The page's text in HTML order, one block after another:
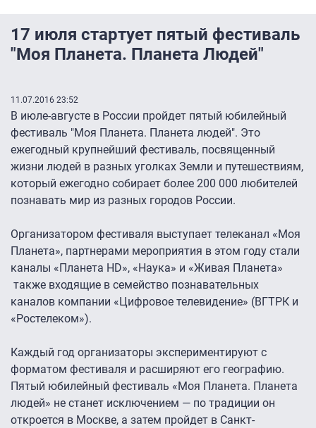
17 июля стартует пятый фестиваль
"Моя Планета. Планета Людей"
11.07.2016 23:52
В июле-августе в России пройдет пятый юбилейный
фестиваль "Моя Планета. Планета людей". Это
ежегодный крупнейший фестиваль, посвященный
жизни людей в разных уголках Земли и путешествиям,
который ежегодно собирает более 200 000 любителей
познавать мир из разных городов России.
Организатором фестиваля выступает телеканал «Моя
Планета», партнерами мероприятия в этом году стали
каналы «Планета HD», «Наука» и «Живая Планета»
также входящие в семейство познавательных
каналов компании «Цифровое телевидение» (ВГТРК и
«Ростелеком»).
Каждый год организаторы экспериментируют с
форматом фестиваля и расширяют его географию.
Пятый юбилейный фестиваль «Моя Планета. Планета
людей» не станет исключением — по традиции он
откроется в Москве, а затем пройдет в Санкт-